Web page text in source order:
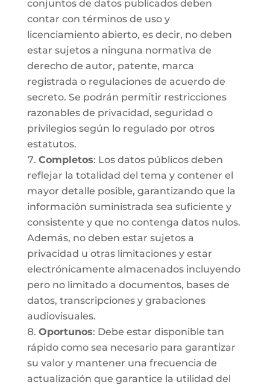
conjuntos de datos publicados deben
contar con términos de uso y
licenciamiento abierto, es decir, no deben
estar sujetos a ninguna normativa de
derecho de autor, patente, marca
registrada o regulaciones de acuerdo de
secreto. Se podrán permitir restricciones
razonables de privacidad, seguridad o
privilegios según lo regulado por otros
estatutos.
Completos: Los datos públicos deben
reflejar la totalidad del tema y contener el
mayor detalle posible, garantizando que la
información suministrada sea suficiente y
consistente y que no contenga datos nulos.
Además, no deben estar sujetos a
privacidad u otras limitaciones y estar
electrónicamente almacenados incluyendo
pero no limitado a documentos, bases de
datos, transcripciones y grabaciones
audiovisuales.
Oportunos: Debe estar disponible tan
rápido como sea necesario para garantizar
su valor y mantener una frecuencia de
actualización que garantice la utilidad del